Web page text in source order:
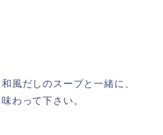
風だしのスープと一緒に、
わって下さい。